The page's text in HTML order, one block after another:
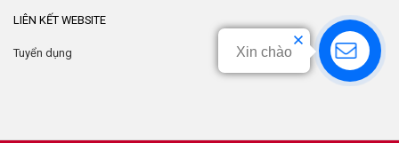
LIÊN KẾT WEBSITE
Tuyển dụng Xin chào